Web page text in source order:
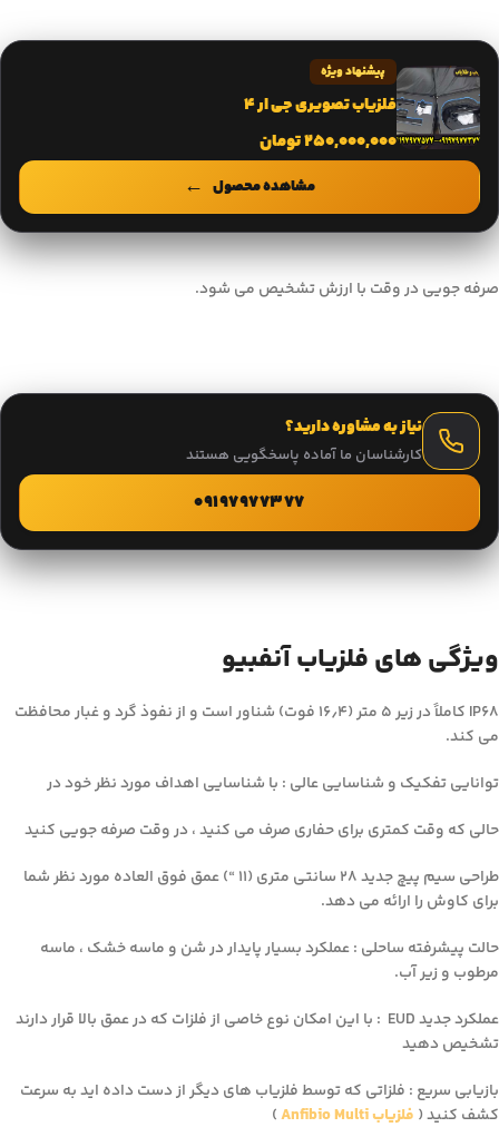
پیشنهاد ویژه
فلزیاب تصویری جی ار 4
250,000,000تومان
مشاهده محصول
صرفه جویی در وقت با ارزش تشخیص می شود.
نیاز به مشاوره دارید؟
کارشناسان ما آماده پاسخگویی هستند
09197977377
ویژگی های فلزیاب آنفبیو
IP68 کاملاً در زیر ۵ متر (۱۶٫۴ فوت) شناور است و از نفوذ گرد و غبار محافظت
می کند.
توانایی تفکیک و شناسایی عالی : با شناسایی اهداف مورد نظر خود در
حالی که وقت کمتری برای حفاری صرف می کنید ، در وقت صرفه جویی کنید
طراحی سیم پیچ جدید ۲۸ سانتی متری (۱۱ “) عمق فوق العاده مورد نظر شما
برای کاوش را ارائه می دهد.
حالت پیشرفته ساحلی : عملکرد بسیار پایدار در شن و ماسه خشک ، ماسه
مرطوب و زیر آب.
عملکرد جدید EUD : با این امکان نوع خاصی از فلزات که در عمق بالا قرار دارند
تشخیص دهید
بازیابی سریع : فلزاتی که توسط فلزیاب های دیگر از دست داده اید به سرعت
کشف کنید ( فلزیاب Anfibio Multi
)